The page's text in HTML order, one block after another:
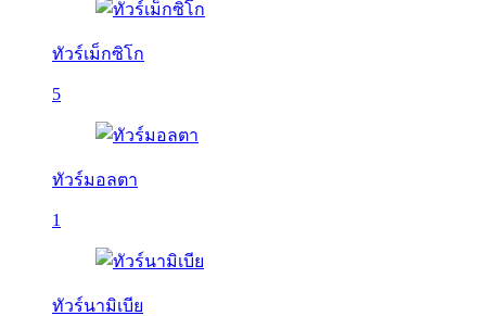
ทัวร์เม็กซิโก
5
ทัวร์มอลตา
1
ทัวร์นามิเบีย